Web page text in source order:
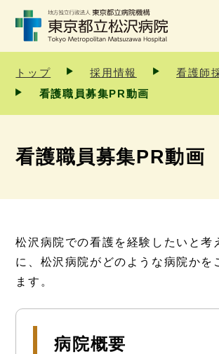
トップ 採用情報
看護師
看護職員募集PR動画
看護職員募集PR動画
松沢病院での看護を経験したいと考
に、松沢病院がどのような病院かを
ます。
病院概要